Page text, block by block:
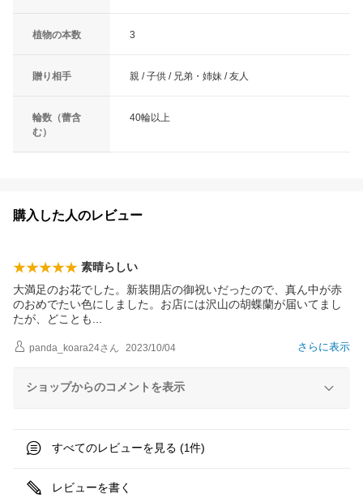
植物の本数 3
贈り相手 親 / 子供 / 兄弟・姉妹 / 友人
輪数（蕾含
む）
40輪以上
購入した人のレビュー
素晴らしい
大満足のお花でした。新装開店の御祝いだったので、真ん中が赤
のおめでたい色にしました。お店には沢山の胡蝶蘭が届いてまし
たが、どこと も
さらに表示
panda_koara24さん 2023/10/04
ショップからのコメントを表示
すべてのレビューを見る (1 件)
レビューを書く